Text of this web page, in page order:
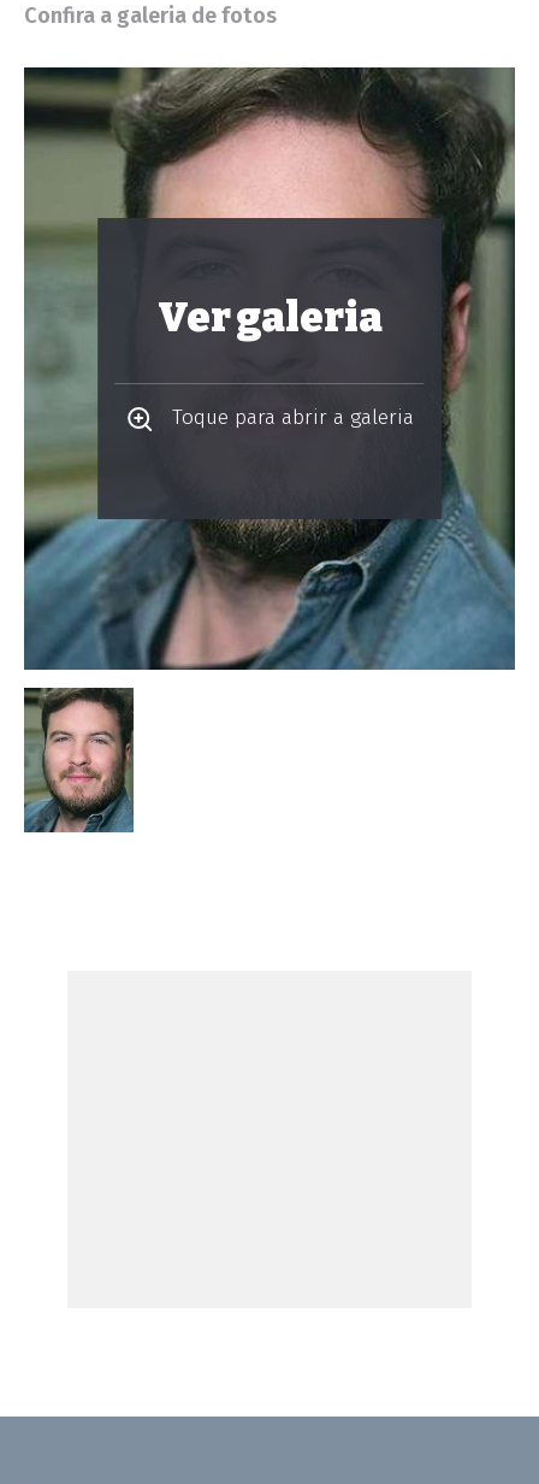
Confira a galeria de fotos
Ver galeria
Toque para abrir a galeria